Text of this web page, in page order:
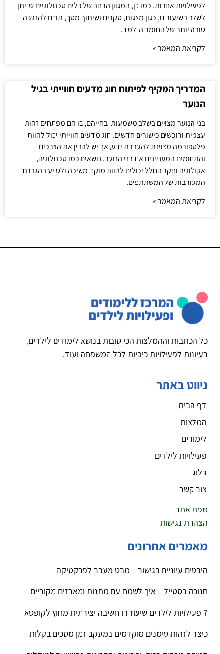
לפעילויות אחרות. כמו כן, המגוון הרחב של כלים טכנולוגיים שניתן
לשלב בשיעורים, כגון מצגות, סקרים ושיתוף מסך, תורם להנגשה
טובה יותר של החומר הנלמד.
לקריאת המאמר »
המדריך המקיף לפיתוח חוג מדעים חווייתי בגיל
הנוער
בני הנוער מצויים בשלב משמעותי בחייהם, בו הם מפתחים זהות
עצמית ורוכשים כישורים חדשים. חוג מדעים חווייתי יכול להוות
פלטפורמה מצוינת להעברת ידע, אך יש להבין את הצרכים
והתחומים המעניינים את בני הנוער. נושאים כמו טכנולוגיה,
אקולוגיה וחקר החלל יכולים להוות מוקד משיכה ולסייע בהגברת
המעורבות של המשתתפים.
לקריאת המאמר »
כל הכתבות וההמלצות הכי טובות בנושא לימודים לילדים,
רעיונות לפעילויות כיפיות לכל המשפחה ועוד.
ניווט באתר
דף הבית
המלצות
לימודים
פעילויות לילדים
בלוג
צור קשר
מפת אתר
הצהרת נגישות
מאמרים אחרונים
היבטים עיוניים בגישור – מבט מעבר לפרקטיקה
חנוכה בסטייל – איך לשמח עם מתנות ומארזים מקוריים
7 פעילויות לילדים שיעודדו חשיבה יצירתית מחוץ לקופסא
כיצד לזהות סימנים מוקדמים במעקב זמן מסכים בקלות